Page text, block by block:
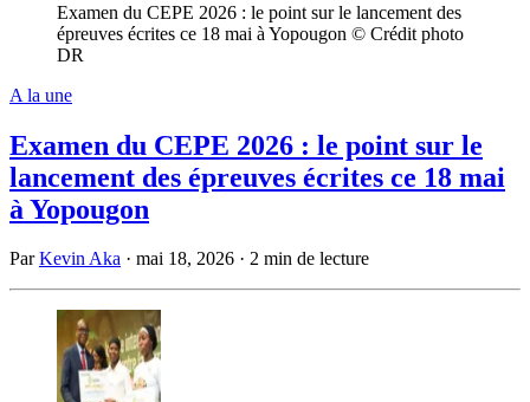
Examen du CEPE 2026 : le point sur le lancement des
épreuves écrites ce 18 mai à Yopougon © Crédit photo
DR
A la une
Examen du CEPE 2026 : le point sur le
lancement des épreuves écrites ce 18 mai
à Yopougon
ParKevin Aka · mai 18, 2026 · 2 min de lecture